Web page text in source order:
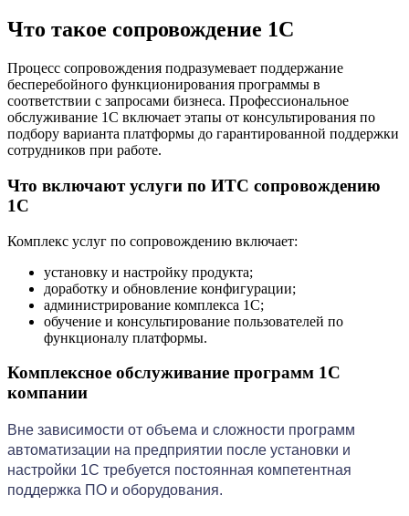
Что такое сопровождение 1С
Процесс сопровождения подразумевает поддержание
бесперебойного функционирования программы в
соответствии с запросами бизнеса. Профессиональное
обслуживание 1С включает этапы от консультирования по
подбору варианта платформы до гарантированной поддержки
сотрудников при работе.
Что включают услуги по ИТС сопровождению
1С
Комплекс услуг по сопровождению включает:
установку и настройку продукта;
доработку и обновление конфигурации;
администрирование комплекса 1С;
обучение и консультирование пользователей по
функционалу платформы.
Комплексное обслуживание программ 1С
компании
Вне зависимости от объема и сложности программ
автоматизации на предприятии после установки и
настройки 1С требуется постоянная компетентная
поддержка ПО и оборудования.